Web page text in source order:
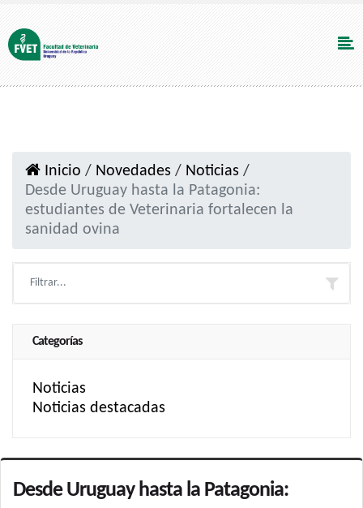
Inicio / Novedades / Noticias /
Desde Uruguay hasta la Patagonia:
estudiantes de Veterinaria fortalecen la
sanidad ovina
Categorías
Noticias
Noticias destacadas
Desde Uruguay hasta la Patagonia: